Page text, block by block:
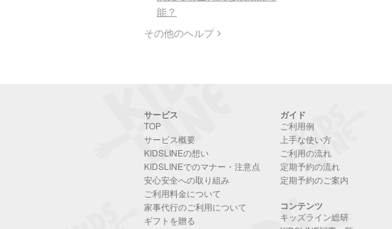
能？
その他のヘルプ
サービス
TOP
サービス概要
KIDSLINEの想い
KIDSLINEでのマナー・注意点
安心安全への取り組み
ご利用料金について
家事代行のご利用について
ギフトを贈る
ガイド
ご利用例
上手な使い方
ご利用の流れ
定期予約の流れ
定期予約のご案内
コンテンツ
キッズライン総研